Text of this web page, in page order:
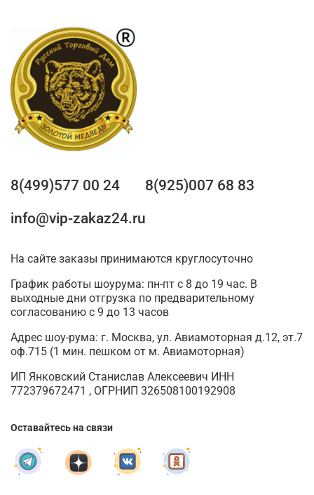
8(499)577 00 24
8(925)007 68 83
info@vip-zakaz24.ru
На сайте заказы принимаются круглосуточно
График работы шоурума: пн-пт с 8 до 19 час. В
выходные дни отгрузка по предварительному
согласованию с 9 до 13 часов
Адрес шоу-рума: г. Москва, ул. Авиамоторная д.12, эт.7
оф.715 (1 мин. пешком от м. Авиамоторная)
ИП Янковский Станислав Алексеевич ИНН
772379672471 , ОГРНИП 326508100192908
Оставайтесь на связи